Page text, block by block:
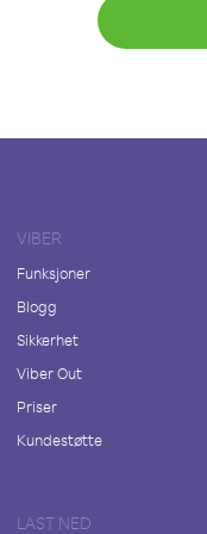
VIBER
Funksjoner
Blogg
Sikkerhet
Viber Out
Priser
Kundestøtte
LAST NED